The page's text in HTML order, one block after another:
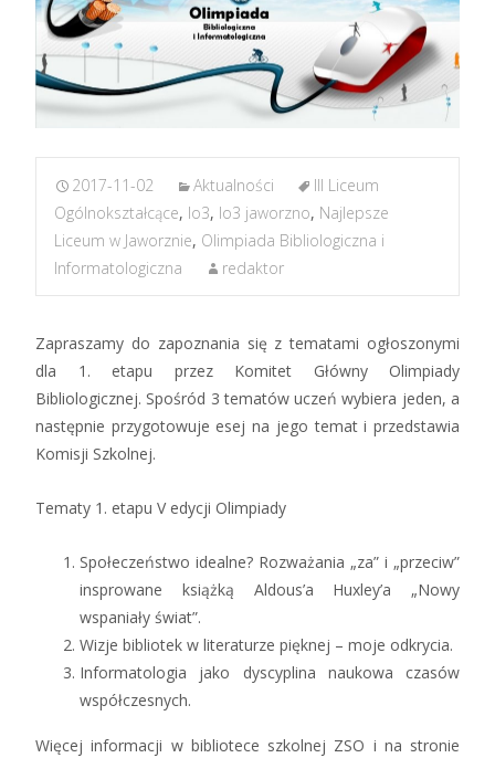
2017-11-02 Aktualności
III Liceum
Ogólnokształcące, lo3, lo3 jaworzno, Najlepsze
Liceum w Jaworznie, Olimpiada Bibliologiczna i
Informatologiczna
redaktor
Zapraszamy do zapoznania się z tematami ogłoszonymi
dla 1. etapu przez Komitet Główny Olimpiady
Bibliologicznej. Spośród 3 tematów uczeń wybiera jeden, a
następnie przygotowuje esej na jego temat i przedstawia
Komisji Szkolnej.
Tematy 1. etapu V edycji Olimpiady
Społeczeństwo idealne? Rozważania „za” i „przeciw”
insprowane książką Aldous’a Huxley’a „Nowy
wspaniały świat”.
Wizje bibliotek w literaturze pięknej – moje odkrycia.
Informatologia jako dyscyplina naukowa czasów
współczesnych.
Więcej informacji w bibliotece szkolnej ZSO i na stronie